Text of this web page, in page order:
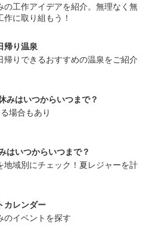
の工作アイデアを紹介。無理なく無
に取り組もう！
帰り温泉
帰りできるおすすめの温泉をご紹介
みはいつからいつまで？
場合もあり
はいつからいつまで？
地域別にチェック！夏レジャーを計
カレンダー
のイベントを探す